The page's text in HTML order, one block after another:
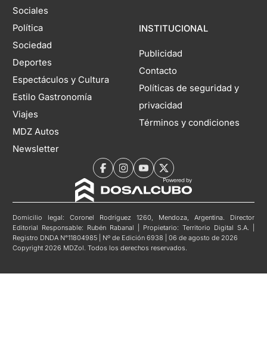
Sociales
Política
Sociedad
Deportes
Espectáculos y Cultura
Estilo Gastronomía
Viajes
MDZ Autos
Newsletter
INSTITUCIONAL
Publicidad
Contacto
Políticas de seguridad y
privacidad
Términos y condiciones
Domicilio legal: Coronel Rodríguez 1260, Mendoza, Argentina. Director
Editorial Responsable: Rubén Rabanal | Propietario: Territorio Digital S.A. |
Registro DNDA N°11804985 | Nº de Edición 6938 | 06 de agosto de 2026
Copyright 2026 MDZol. Todos los derechos reservados.